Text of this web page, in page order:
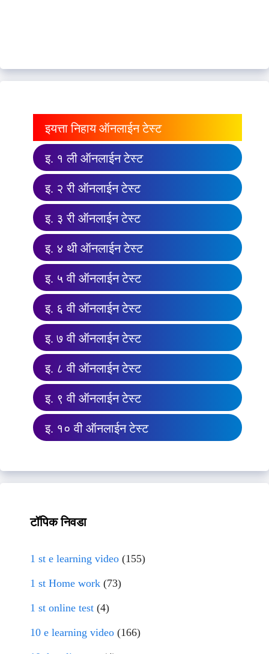
इयत्ता निहाय ऑनलाईन टेस्ट
इ. १ ली ऑनलाईन टेस्ट
इ. २ री ऑनलाईन टेस्ट
इ. ३ री ऑनलाईन टेस्ट
इ. ४ थी ऑनलाईन टेस्ट
इ. ५ वी ऑनलाईन टेस्ट
इ. ६ वी ऑनलाईन टेस्ट
इ. ७ वी ऑनलाईन टेस्ट
इ. ८ वी ऑनलाईन टेस्ट
इ. ९ वी ऑनलाईन टेस्ट
इ. १० वी ऑनलाईन टेस्ट
टॉपिक निवडा
1 st e learning video (155)
1 st Home work (73)
1 st online test (4)
10 e learning video (166)